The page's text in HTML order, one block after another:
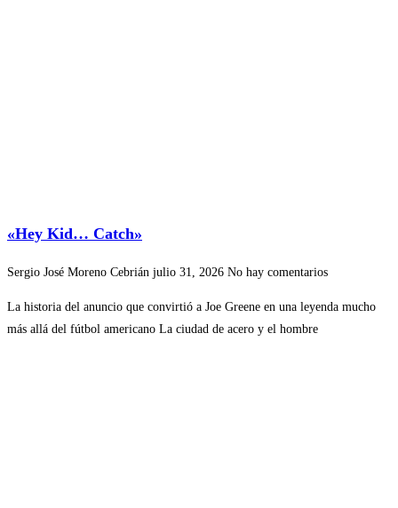
«Hey Kid… Catch»
Sergio José Moreno Cebrián julio 31, 2026 No hay comentarios
La historia del anuncio que convirtió a Joe Greene en una leyenda mucho
más allá del fútbol americano La ciudad de acero y el hombre